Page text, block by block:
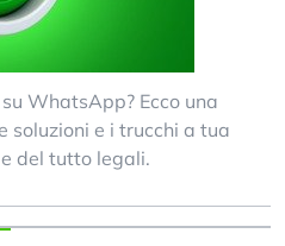
WhatsApp? Ecco una
soluzioni e i trucchi a tua
del tutto legali.